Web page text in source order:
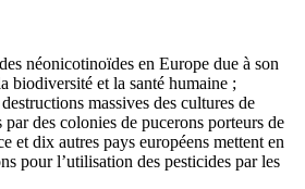
néonicotinoïdes en Europe due à son
biodiversité et la santé humaine ;
massives des cultures de
par des colonies de pucerons porteurs de
et dix autres pays européens mettent en
pour l’utilisation des pesticides par les